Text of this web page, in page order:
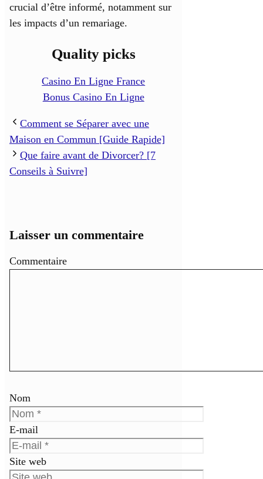
crucial d’être informé, notamment sur
les impacts d’un remariage.
Quality picks
Casino En Ligne France
Bonus Casino En Ligne
Comment se Séparer avec une
Maison en Commun [Guide Rapide]
Que faire avant de Divorcer? [7
Conseils à Suivre]
Laisser un commentaire
Commentaire
Nom
E-mail
Site web